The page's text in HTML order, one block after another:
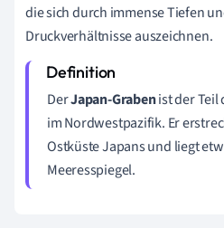
die sich durch immense Tiefen
Druckverhältnisse auszeichnen.
DerJapan-Grabenist der Teil
im Nordwestpazifik. Er
Ostküste Japans und liegt
Meeresspiegel.